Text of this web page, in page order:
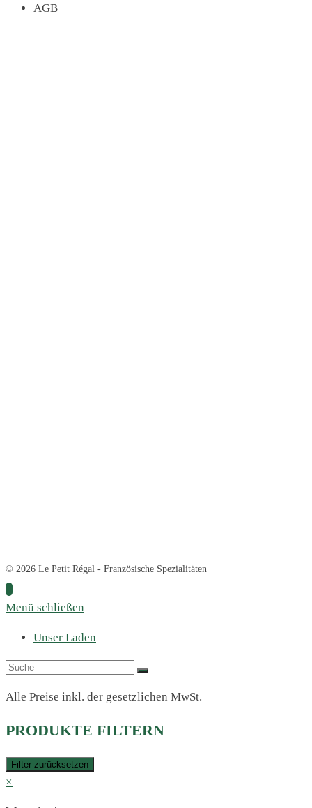
AGB
© 2026 Le Petit Régal - Französische Spezialitäten
Menü schließen
Unser Laden
Alle Preise inkl. der gesetzlichen MwSt.
PRODUKTE FILTERN
Filter zurücksetzen
×